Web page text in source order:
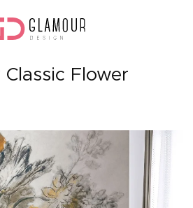
Flower